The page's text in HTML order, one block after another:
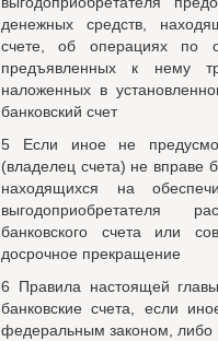
денежных средств,
счете, об операциях по
предъявленных к нему
наложенных в
банковский счет
5 Если иное не
(владелец счета) не вправе
находящихся на
выгодоприобретателя
банковского счета или
досрочное прекращение
6 Правила настоящей
банковские счета, если
федеральным законом,